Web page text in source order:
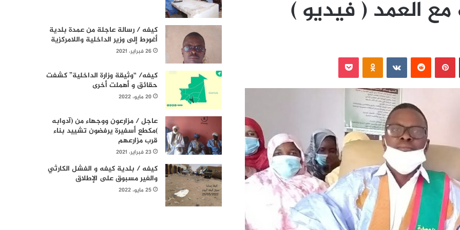
العمد ( فيديو )
بينتيريست
كيفه / رسالة عاجلة من عمدة بلدية
أغورط إلى وزير الداخلية واللامركزية
26 فبراير، 2021
كيفه/ “وثيقة وزارة الداخلية” كشفت
حقائق و أهملت أخرى
20 مايو، 2022
عاجل / مزارعون ووجهاء من (آدوابه
)مكطع أسفيرة يرفضون تشييد بناء
قرب مزارعهم
23 فبراير، 2021
كيفه / بلدية كيفه و الفشل الكارثي
والغير مسبوق على الإطلاق
25 مايو، 2022